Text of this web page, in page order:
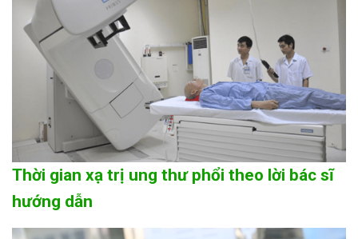
Thời gian xạ trị ung thư phổi theo lời bác sĩ
hướng dẫn